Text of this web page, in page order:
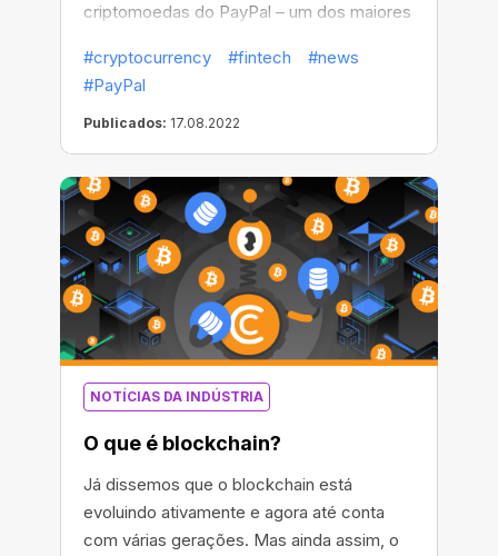
criptomoedas do PayPal – um dos maiores
#cryptocurrency
#fintech
#news
#PayPal
Publicados: 17.08.2022
NOTÍCIAS DA INDÚSTRIA
O que é blockchain?
Já dissemos que o blockchain está
evoluindo ativamente e agora até conta
com várias gerações. Mas ainda assim, o